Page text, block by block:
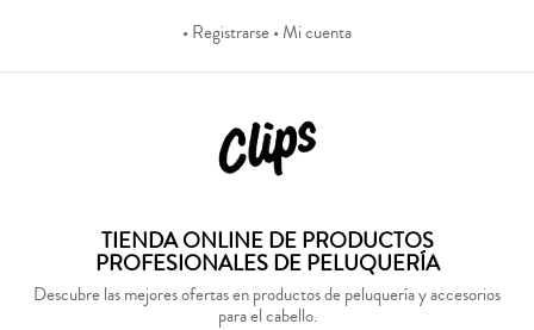
• Registrarse• Mi cuenta
TIENDA ONLINE DE PRODUCTOS
PROFESIONALES DE PELUQUERÍA
Descubre las mejores ofertas en productos de peluquería y accesorios
para el cabello.